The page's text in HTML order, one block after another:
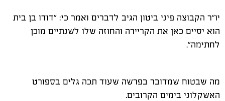
יו"ר הקבוצה פיני ביטון הגיב לדברים ואמר כי: "דודו בן בית
הוא יסיים כאן את הקריירה והחוזה שלו לשנתיים מוכן
לחתימה".
מה שבטוח שמדובר בפרשה שעוד תכה גלים בספורט
האשקלוני בימים הקרובים.